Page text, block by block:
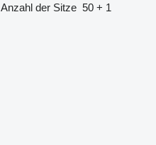
Anzahl der Sitze 50 + 1